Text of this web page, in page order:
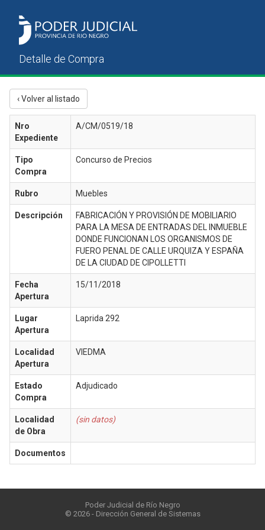
‹ Volver al listado
Nro
Expediente
A/CM/0519/18
Tipo
Compra
Concurso de Precios
Rubro Muebles
Descripción
FABRICACIÓN Y PROVISIÓN DE MOBILIARIO
PARA LA MESA DE ENTRADAS DEL INMUEBLE
DONDE FUNCIONAN LOS ORGANISMOS DE
FUERO PENAL DE CALLE URQUIZA Y ESPAÑA
DE LA CIUDAD DE CIPOLLETTI
Fecha
Apertura
15/11/2018
Lugar
Apertura
Laprida 292
Localidad
Apertura
VIEDMA
Estado
Compra
Adjudicado
Localidad
de Obra
(sin datos)
Documentos